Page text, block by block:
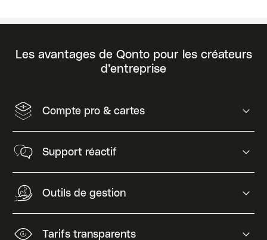
Les avantages de Qonto pour les créateurs
d’entreprise
Compte pro & cartes
Support réactif
Outils de gestion
Tarifs transparents